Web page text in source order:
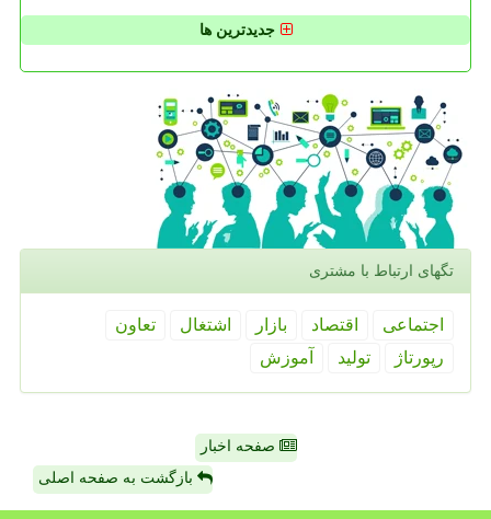
جدیدترین ها
تگهای ارتباط با مشتری
اجتماعی اقتصاد بازار اشتغال
تعاون
رپورتاژ
تولید آموزش
صفحه اخبار
بازگشت به صفحه اصلی